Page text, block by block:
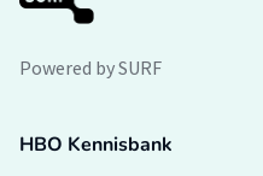
Powered by SURF
HBO Kennisbank